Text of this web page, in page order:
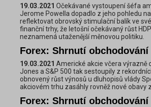
19.03.2021 Očekávané vystoupení šéfa
Jerome Powella dopadlo z jeho pohledu
reflektovat obrovský stimulační balík ve
finanční trhy, že letošní očekávaný růst
neznamená utaženější měnovou politiku.
Forex: Shrnutí obchodování
19.03.2021 Americké akcie včera výrazně
Jones a S&P 500 tak sestoupily z
obnovený růst výnosů u dluhopisů vlády
akciovém trhu zasáhly rovněž nové obavy
Forex: Shrnutí obchodování